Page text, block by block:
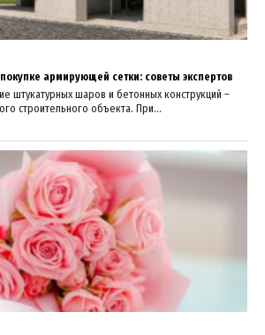
армирующей сетки: советы экспертов
штукатурных шаров и бетонных конструкций –
строительного объекта. При...